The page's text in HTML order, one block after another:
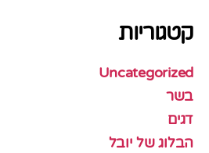
קטגוריות
Uncategorized
בשר
דגים
הבלוג של יובל